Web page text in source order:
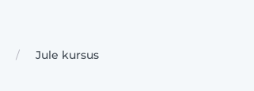
Jule kursus